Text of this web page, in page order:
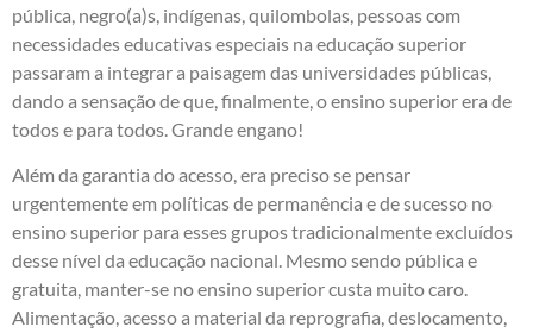
pública, negro(a)s, indígenas, quilombolas, pessoas com
necessidades educativas especiais na educação superior
passaram a integrar a paisagem das universidades públicas,
dando a sensação de que, finalmente, o ensino superior era de
todos e para todos. Grande engano!
Além da garantia do acesso, era preciso se pensar
urgentemente em políticas de permanência e de sucesso no
ensino superior para esses grupos tradicionalmente excluídos
desse nível da educação nacional. Mesmo sendo pública e
gratuita, manter-se no ensino superior custa muito caro.
Alimentação, acesso a material da reprografia, deslocamento,